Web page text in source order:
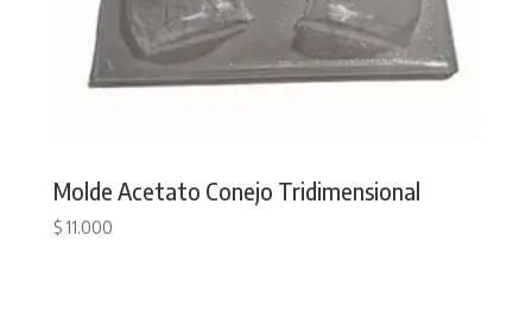
Molde Acetato Conejo Tridimensional
$11.000